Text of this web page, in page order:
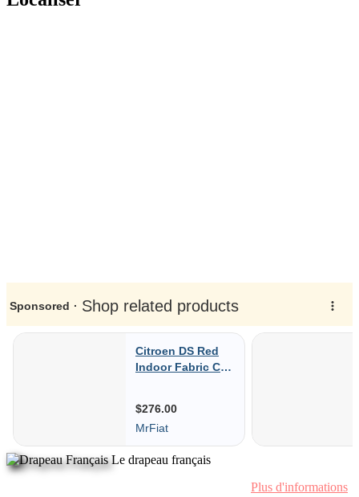
Le drapeau français
Plus d'informations